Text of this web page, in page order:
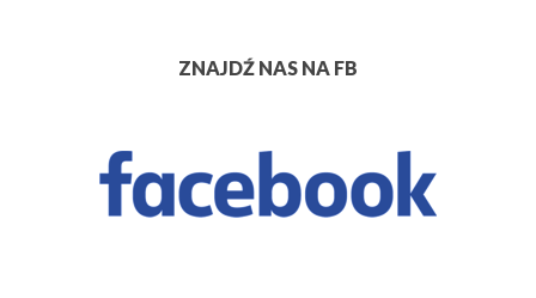
ZNAJDŹ NAS NA FB